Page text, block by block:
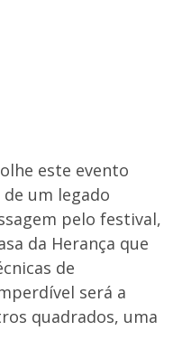
este evento
um legado
pelo festival,
da Herança que
de
será a
quadrados, uma